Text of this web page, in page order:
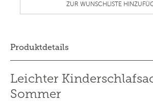
ZUR WUNSCHLISTE
Produktdetails
Leichter
Sommer